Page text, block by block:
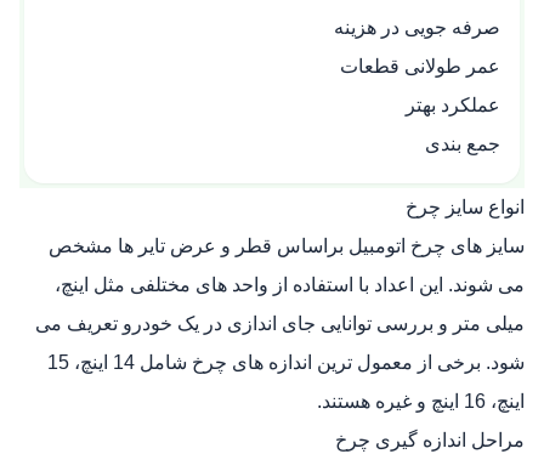
صرفه‌ جویی در هزینه
عمر طولانی قطعات
عملکرد بهتر
جمع بندی
انواع سایز چرخ
سایز های چرخ اتومبیل براساس قطر و عرض تایر ها مشخص
می‌ شوند. این اعداد با استفاده از واحد های مختلفی مثل اینچ،
میلی‌ متر و بررسی توانایی جای اندازی در یک خودرو تعریف می‌
شود. برخی از معمول‌ ترین اندازه‌ های چرخ شامل 14 اینچ، 15
اینچ، 16 اینچ و غیره هستند.
مراحل اندازه گیری چرخ